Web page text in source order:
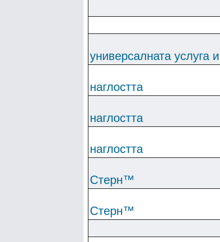
универсалната услуга
наглостта
наглостта
наглостта
Cтepн™
Cтepн™